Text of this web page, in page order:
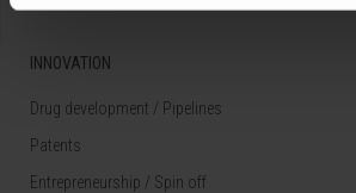
INNOVATION
Drug development / Pipelines
Patents
Entrepreneurship / Spin off